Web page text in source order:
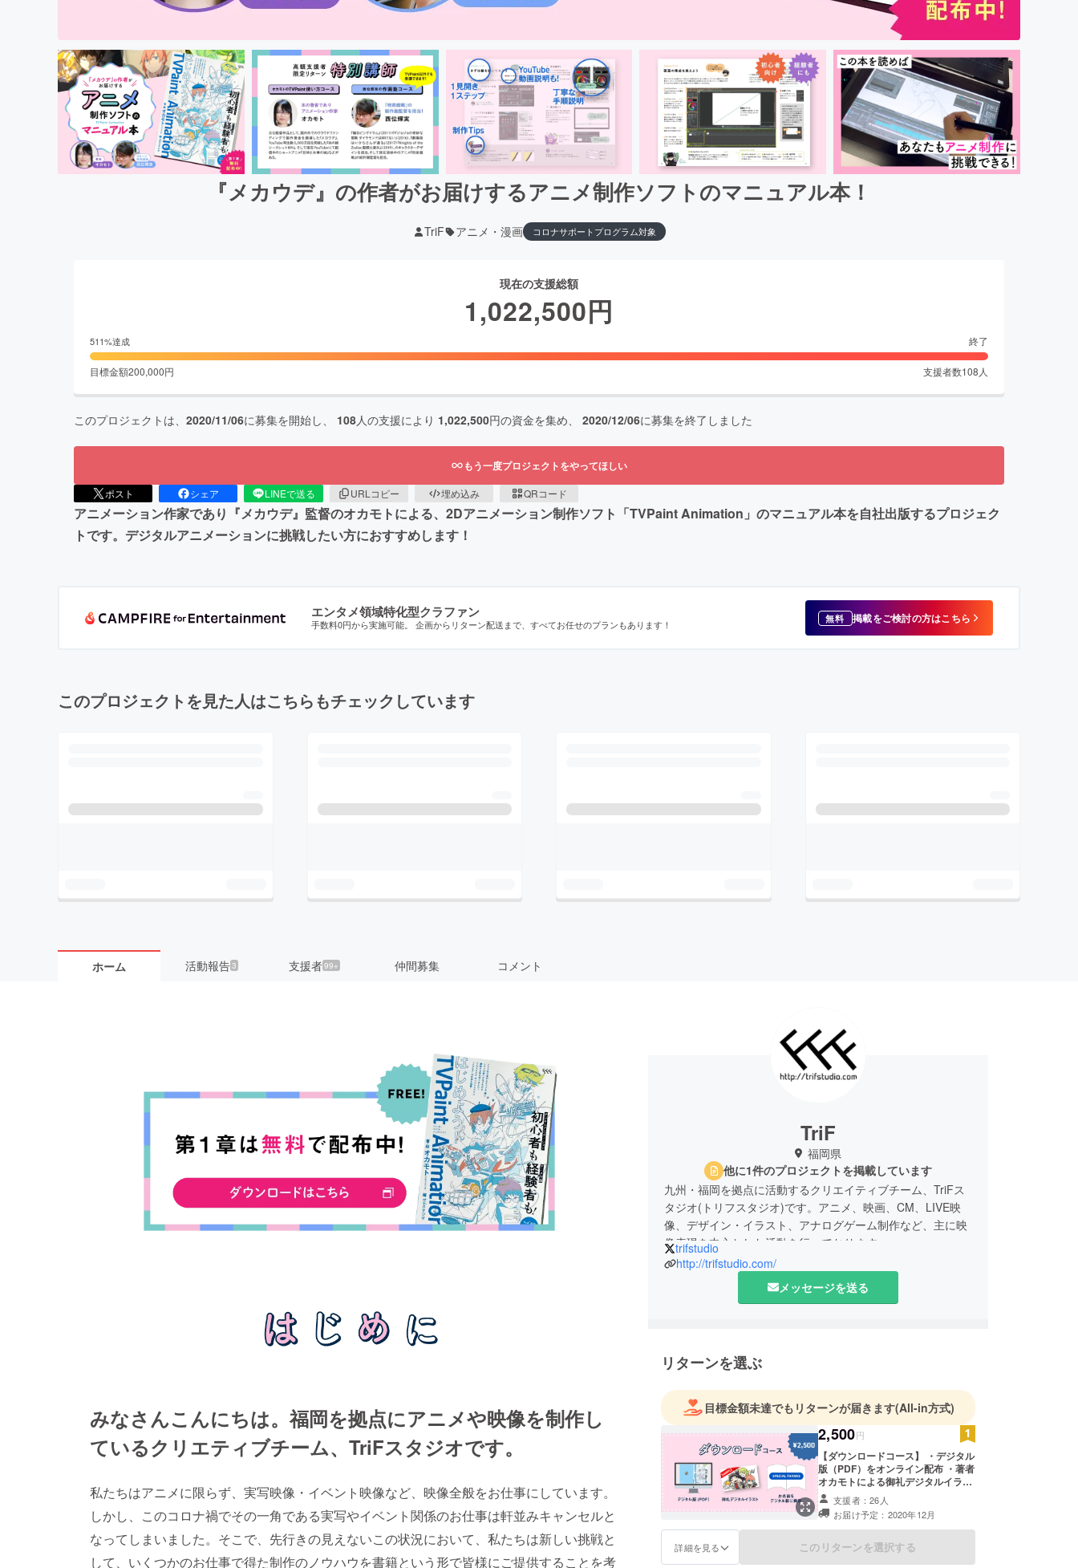
『メカウデ』の作者がお届けするアニメ制作ソフトのマニュアル本！
TriF アニメ・漫画 コロナサポートプログラム対象
現在の支援総額
1,022,500円
511%達成 終了
目標金額200,000円 支援者数108 人
このプロジェクトは、 2020/11/06に募集を開始し、 108人の支援により 1,022,500円の資金を集め、 2020/12/06に募集を終了しました
もう一度プロジェクトをやってほしい
ポスト シェア LINEで送る URLコピー 埋め込み QRコード
アニメーション作家であり『メカウデ』監督のオカモトによる、2Dアニメーション制作ソフト「TVPaint Animation」のマニュアル本を自社出版するプロジェク
トです。デジタルアニメーションに挑戦したい方におすすめします！
エンタメ領域特化型クラファン
手数料0円から実施可能。 企画からリターン配送まで、すべてお任せのプランもあります！ 無料 掲載をご検討の方はこちら
このプロジェクトを見た人はこちらもチェックしています
ホーム 活動報告3 支援者99+ 仲間募集 コメント
みなさんこんにちは。福岡を拠点にアニメや映像を制作し
ているクリエティブチーム、TriFスタジオです。
私たちはアニメに限らず、実写映像・イベント映像など、映像全般をお仕事にしています。
しかし、このコロナ禍でその一角である実写やイベント関係のお仕事は軒並みキャンセルと
なってしまいました。そこで、先行きの見えないこの状況において、私たちは新しい挑戦と
して、いくつかのお仕事で得た制作のノウハウを書籍という形で皆様にご提供することを考
TriF
福岡県
他に1件のプロジェクトを掲載しています
九州・福岡を拠点に活動するクリエイティブチーム、TriFス
タジオ(トリフスタジオ)です。アニメ、映画、CM、LIVE映
像、デザイン・イラスト、アナログゲーム制作など、主に映
像表現を中心とした活動を行っております。
trifstudio
http://trifstudio.com/
メッセージを送る
リターンを選ぶ
目標金額未達でもリターンが届きます(All-in方式)
2,500円
【ダウンロードコース】 ・デジタル
版（PDF）をオンライン配布 ・著者
オカモトによる御礼デジタルイラス
ト ・デジタル版（PDF）のスペシャ
ルサンクスページにクレジット表記
※ご指定のメールアドレスに、本書
デジタル版（PDF）および御礼デジ
タルイラストのダウンロードリンク
支援者：26人
お届け予定：2020年12月
詳細を見る このリターンを選択する